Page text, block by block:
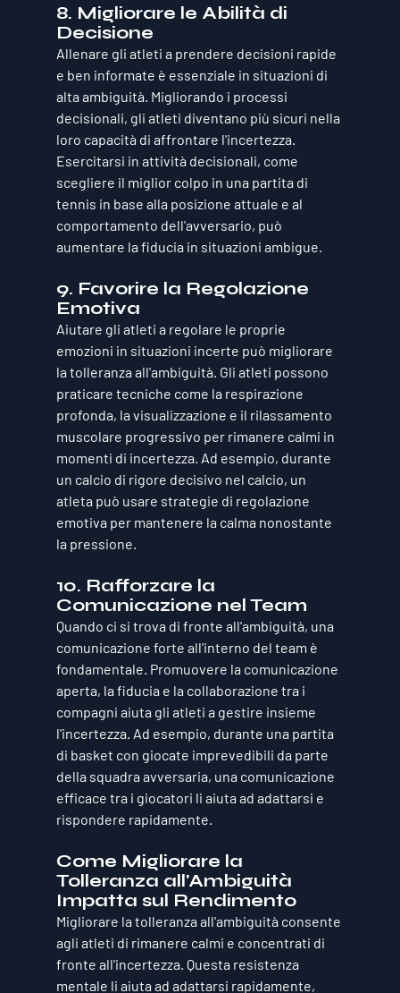
8. Migliorare le Abilità di
Decisione
Allenare gli atleti a prendere decisioni rapide
e ben informate è essenziale in situazioni di
alta ambiguità. Migliorando i processi
decisionali, gli atleti diventano più sicuri nella
loro capacità di affrontare l'incertezza.
Esercitarsi in attività decisionali, come
scegliere il miglior colpo in una partita di
tennis in base alla posizione attuale e al
comportamento dell'avversario, può
aumentare la fiducia in situazioni ambigue.
9. Favorire la Regolazione
Emotiva
Aiutare gli atleti a regolare le proprie
emozioni in situazioni incerte può migliorare
la tolleranza all'ambiguità. Gli atleti possono
praticare tecniche come la respirazione
profonda, la visualizzazione e il rilassamento
muscolare progressivo per rimanere calmi in
momenti di incertezza. Ad esempio, durante
un calcio di rigore decisivo nel calcio, un
atleta può usare strategie di regolazione
emotiva per mantenere la calma nonostante
la pressione.
10. Rafforzare la
Comunicazione nel Team
Quando ci si trova di fronte all'ambiguità, una
comunicazione forte all'interno del team è
fondamentale. Promuovere la comunicazione
aperta, la fiducia e la collaborazione tra i
compagni aiuta gli atleti a gestire insieme
l'incertezza. Ad esempio, durante una partita
di basket con giocate imprevedibili da parte
della squadra avversaria, una comunicazione
efficace tra i giocatori li aiuta ad adattarsi e
rispondere rapidamente.
Come Migliorare la
Tolleranza all'Ambiguità
Impatta sul Rendimento
Migliorare la tolleranza all'ambiguità consente
agli atleti di rimanere calmi e concentrati di
fronte all'incertezza. Questa resistenza
mentale li aiuta ad adattarsi rapidamente,